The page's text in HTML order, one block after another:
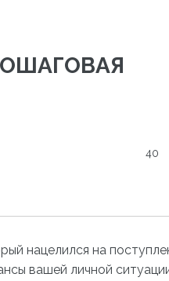
40
нацелился на
вашей личной